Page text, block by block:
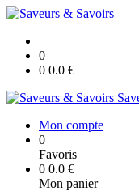
0
0 0.0 €
Mon compte
0
Favoris
0 0.0 €
Mon panier